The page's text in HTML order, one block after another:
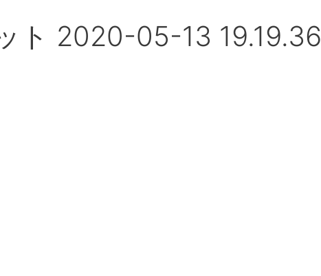
ト 2020-05-13 19.19.36